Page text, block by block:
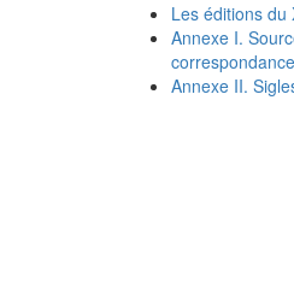
Les éditions du
Annexe I.
correspondance
Annexe II.